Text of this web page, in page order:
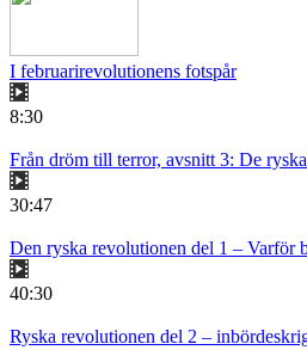
I februarirevolutionens fotspår
8:30
Från dröm till terror, avsnitt 3: De
30:47
Den ryska revolutionen del 1 – Varför
40:30
Ryska revolutionen del 2 –